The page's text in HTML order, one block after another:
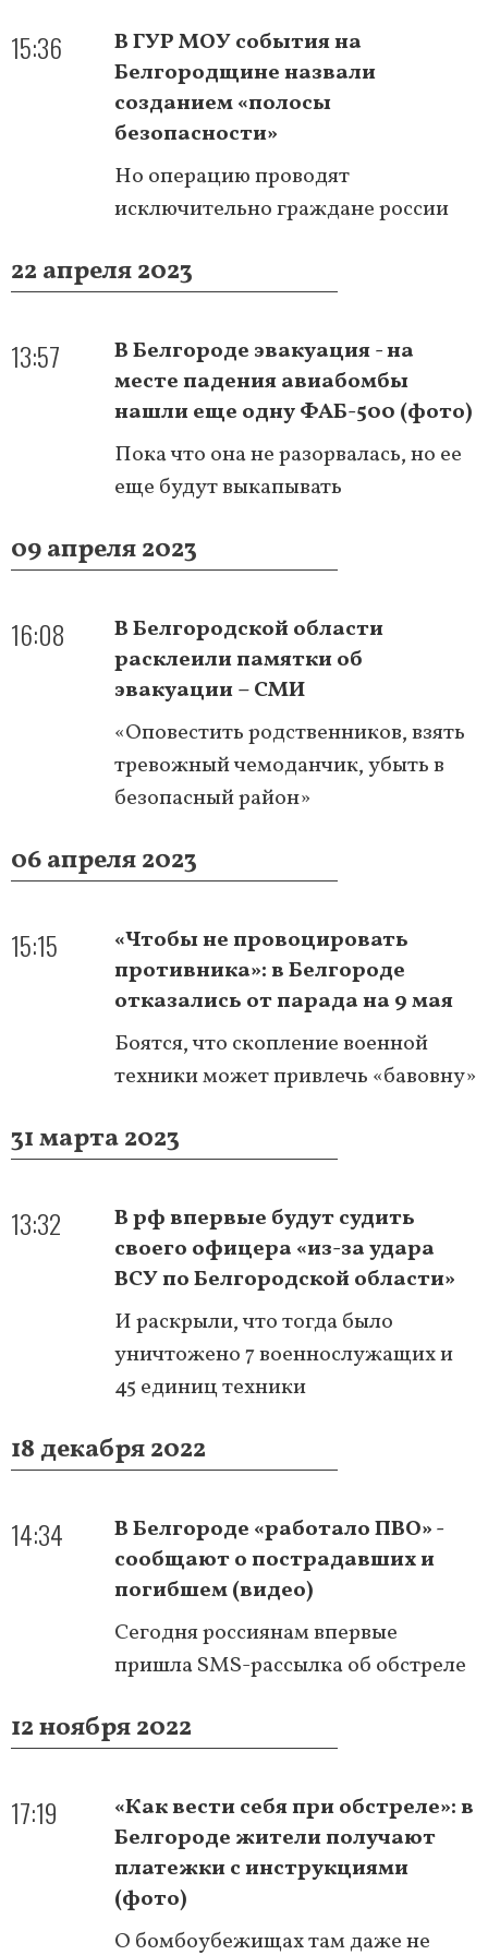
15:36
В ГУР МОУ события на
Белгородщине назвали
созданием «полосы
безопасности»
Но операцию проводят
исключительно граждане россии
22 апреля 2023
13:57
В Белгороде эвакуация - на
месте падения авиабомбы
нашли еще одну ФАБ-500 (фото)
Пока что она не разорвалась, но ее
еще будут выкапывать
09 апреля 2023
16:08
В Белгородской области
расклеили памятки об
эвакуации – СМИ
«Оповестить родственников, взять
тревожный чемоданчик, убыть в
безопасный район»
06 апреля 2023
15:15
«Чтобы не провоцировать
противника»: в Белгороде
отказались от парада на 9 мая
Боятся, что скопление военной
техники может привлечь «бавовну»
31 марта 2023
13:32
В рф впервые будут судить
своего офицера «из-за удара
ВСУ по Белгородской области»
И раскрыли, что тогда было
уничтожено 7 военнослужащих и
45 единиц техники
18 декабря 2022
14:34
В Белгороде «работало ПВО» -
сообщают о пострадавших и
погибшем (видео)
Сегодня россиянам впервые
пришла SMS-рассылка об обстреле
12 ноября 2022
17:19
«Как вести себя при обстреле»: в
Белгороде жители получают
платежки с инструкциями
(фото)
О бомбоубежищах там даже не